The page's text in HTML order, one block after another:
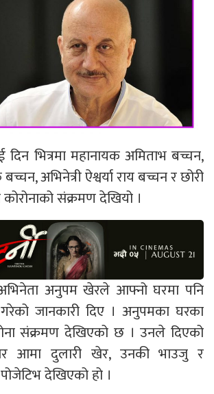
भित्रमा महानायक अमिताभ बच्चन,
अभिनेत्री ऐश्वर्या राय बच्चन र छोरी
संक्रमण देखियो ।
अनुपम खेरले आफ्नो घरमा पनि
जानकारी दिए । अनुपमका घरका
संक्रमण देखिएको छ । उनले दिएको
आमा दुलारी खेर, उनकी भाउजु र
देखिएको हो ।